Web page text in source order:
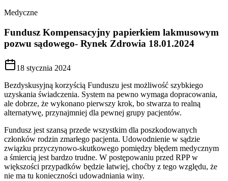
Medyczne
Fundusz Kompensacyjny papierkiem lakmusowym
pozwu sądowego- Rynek Zdrowia 18.01.2024
18 stycznia 2024
Bezdyskusyjną korzyścią Funduszu jest możliwość szybkiego
uzyskania świadczenia. System na pewno wymaga dopracowania,
ale dobrze, że wykonano pierwszy krok, bo stwarza to realną
alternatywę, przynajmniej dla pewnej grupy pacjentów.
Fundusz jest szansą przede wszystkim dla poszkodowanych
członków rodzin zmarłego pacjenta. Udowodnienie w sądzie
związku przyczynowo-skutkowego pomiędzy błędem medycznym
a śmiercią jest bardzo trudne. W postępowaniu przed RPP w
większości przypadków będzie łatwiej, choćby z tego względu, że
nie ma tu konieczności udowadniania winy.